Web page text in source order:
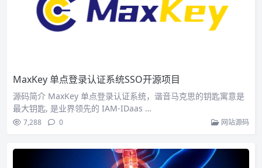
MaxKey 单点登录认证系统SSO开源项目
源码简介 MaxKey 单点登录认证系统，谐音马克思的钥匙寓意是
最大钥匙, 是业界领先的 IAM-IDaas …
7,288 0 网站源码